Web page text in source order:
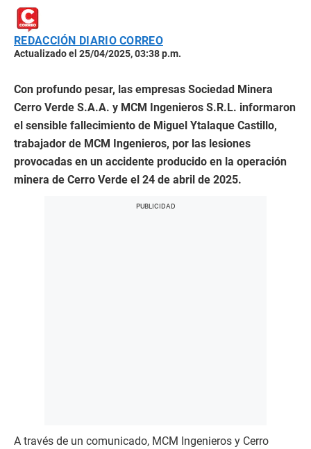
REDACCIÓN DIARIO CORREO
Actualizado el 25/04/2025, 03:38 p.m.
Con profundo pesar, las empresas Sociedad Minera
Cerro Verde S.A.A. y MCM Ingenieros S.R.L. informaron
el sensible fallecimiento de Miguel Ytalaque Castillo,
trabajador de MCM Ingenieros, por las lesiones
provocadas en un accidente producido en la operación
minera de Cerro Verde el 24 de abril de 2025.
A través de un comunicado, MCM Ingenieros y Cerro